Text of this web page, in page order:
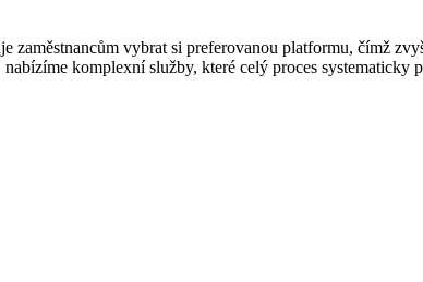
zaměstnancům vybrat si preferovanou platformu, čímž
komplexní služby, které celý proces systematicky